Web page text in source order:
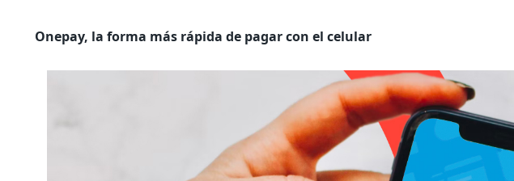
Onepay, la forma más rápida de pagar con el celular